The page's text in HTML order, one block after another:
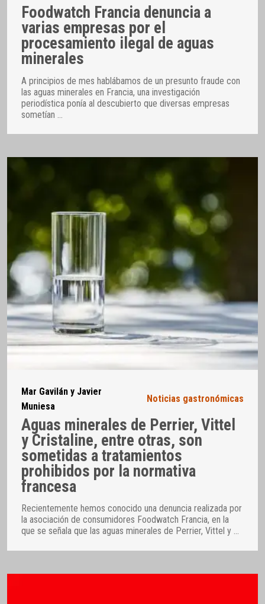
Foodwatch Francia denuncia a
varias empresas por el
procesamiento ilegal de aguas
minerales
A principios de mes hablábamos de un presunto fraude con
las aguas minerales en Francia, una investigación
periodística ponía al descubierto que diversas empresas
sometían
Mar Gavilán y Javier
Muniesa
Noticias gastronómicas
Aguas minerales de Perrier, Vittel
y Cristaline, entre otras, son
sometidas a tratamientos
prohibidos por la normativa
francesa
Recientemente hemos conocido una denuncia realizada por
la asociación de consumidores Foodwatch Francia, en la
que se señala que las aguas minerales de Perrier, Vittel y …